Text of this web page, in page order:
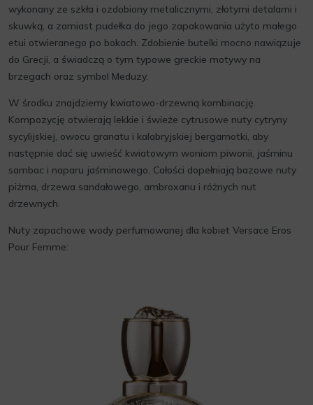
wykonany ze szkła i ozdobiony metalicznymi, złotymi detalami i
skuwką, a zamiast pudełka do jego zapakowania użyto małego
etui otwieranego po bokach. Zdobienie butelki mocno nawiązuje
do Grecji, a świadczą o tym typowe greckie motywy na
brzegach oraz symbol Meduzy.
W środku znajdziemy kwiatowo-drzewną kombinację.
Kompozycję otwierają lekkie i świeże cytrusowe nuty cytryny
sycylijskiej, owocu granatu i kalabryjskiej bergamotki, aby
następnie dać się uwieść kwiatowym woniom piwonii, jaśminu
sambac i naparu jaśminowego. Całości dopełniają bazowe nuty
piżma, drzewa sandałowego, ambroxanu i różnych nut
drzewnych.
Nuty zapachowe wody perfumowanej dla kobiet Versace Eros
Pour Femme: